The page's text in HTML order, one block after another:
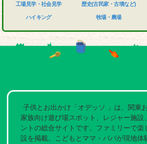
工場見学・社会見学
ハイキング
歴史(古民家・古墳など)
牧場・農場
子供とお出かけ「オデッソ 」は、関東
家族向け遊び場スポット、レジャー施設
ントの総合サイトです。ファミリーで楽
設を掲載。こどもとママ・パパが現地体